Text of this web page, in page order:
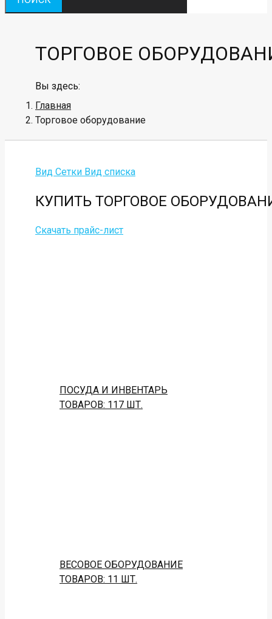
ТОРГОВОЕ
Вы здесь:
Главная
Торговое оборудование
Вид Сетки Вид списка
КУПИТЬ ТОРГОВОЕ
Скачать прайс-лист
ПОСУДА И ИНВЕНТАРЬ
ТОВАРОВ: 117 ШТ.
ВЕСОВОЕ ОБОРУДОВАНИЕ
ТОВАРОВ: 11 ШТ.